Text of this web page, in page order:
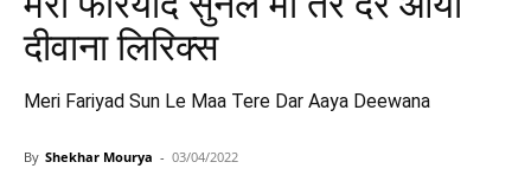
दीवाना लिरिक्स
Meri Fariyad Sun Le Maa Tere Dar Aaya Deewana
By Shekhar Mourya - 03/04/2022